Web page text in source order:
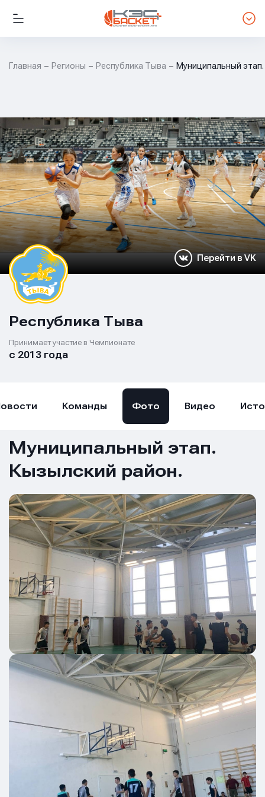
Главная Регионы Республика Тыва Муниципальный
Перейти в VK
Республика Тыва
Принимает участие в Чемпионате
с 2013 года
Команды Фото Видео
Муниципальный этап.
Кызылский район.